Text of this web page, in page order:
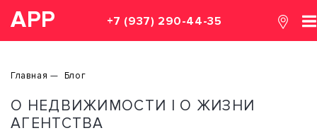
АРР +7 (937) 290-44-35
Главная Блог
О НЕДВИЖИМОСТИ | О ЖИЗНИ
АГЕНТСТВА